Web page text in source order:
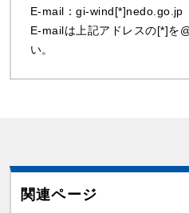
E-mail：gi-wind[*]nedo.go.jp
E-mailは上記アドレスの[*]を
い。
関連ページ